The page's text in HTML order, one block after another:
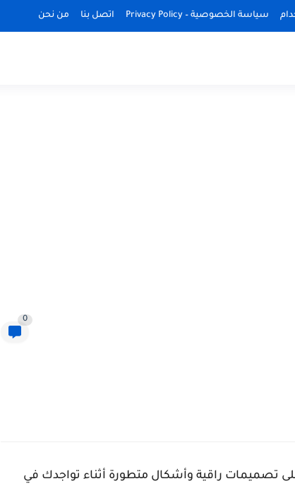
سياسة الخصوصية – Privacy Policy اتصل بنا من نحن
0
على تصميمات راقية وأشكال متطورة أثناء تواجدك في